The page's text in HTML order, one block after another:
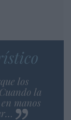
los
la
manos